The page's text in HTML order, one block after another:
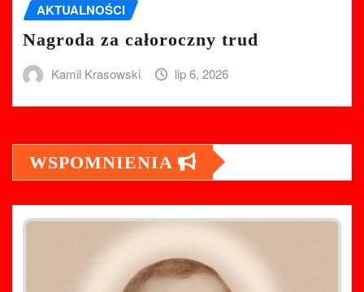
AKTUALNOŚCI
Nagroda za całoroczny trud
Kamil Krasowski lip 6, 2026
WSPOMNIENIA